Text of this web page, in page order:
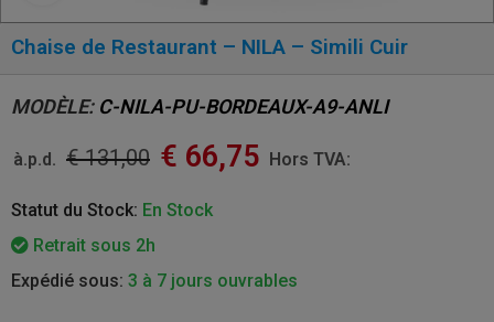
Chaise de Restaurant – NILA – Simili Cuir
MODÈLE: C-NILA-PU-BORDEAUX-A9-ANLI
à.p.d. €131,00 € 66,75 Hors TVA:
Statut du Stock: En Stock
Retrait sous 2h
Expédié sous: 3 à 7 jours ouvrables